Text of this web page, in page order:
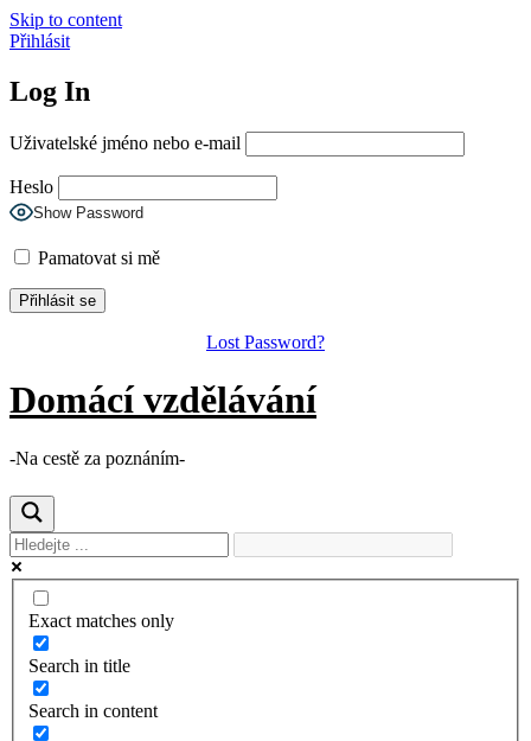
Skip to content
Přihlásit
Log In
Uživatelské jméno nebo e-mail
Heslo
Show Password
Pamatovat si mě
Lost Password?
Domácí vzdělávání
-Na cestě za poznáním-
Exact matches only
Search in title
Search in content